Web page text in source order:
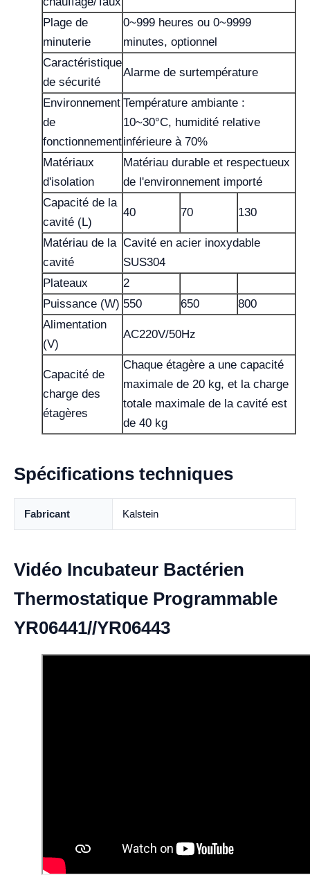
Plage de
minuterie
0~999 heures ou 0~9999
minutes, optionnel
Caractéristique
de sécurité
Alarme de surtempérature
Environnement
de
fonctionnement
Température ambiante :
10~30°C, humidité relative
inférieure à 70%
Matériaux
d'isolation
Matériau durable et respectueux
de l'environnement importé
Capacité de la
cavité (L)
40 70 130
Matériau de la
cavité
Cavité en acier inoxydable
SUS304
Plateaux
2
Puissance (W) 550 650
800
Alimentation
(V)
AC220V/50Hz
Capacité de
charge des
étagères
Chaque étagère a une capacité
maximale de 20 kg, et la charge
totale maximale de la cavité est
de 40 kg
Spécifications techniques
Fabricant Kalstein
Vidéo Incubateur Bactérien
Thermostatique Programmable
YR06441//YR06443